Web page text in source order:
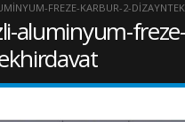
FREZE-KARBUR-2-
aluminyum-